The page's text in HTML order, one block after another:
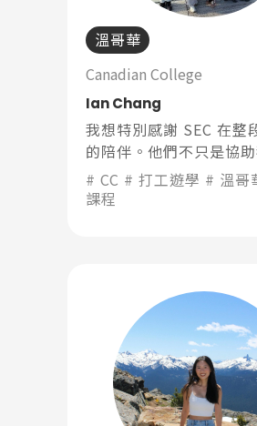
加拿大RO 任意門 遊學
Promotion
Program 課程選擇
知識庫
溫哥華
Canadian College
Ian Chang
我想特別感謝 SEC 在整
的陪伴。他們不只是協
請文件，更是在我落地
持、活動和建議，讓我在
CC 打工遊學 溫哥
課程